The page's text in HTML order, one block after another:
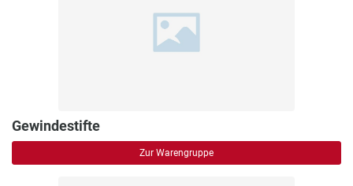
Gewindestifte
Zur Warengruppe